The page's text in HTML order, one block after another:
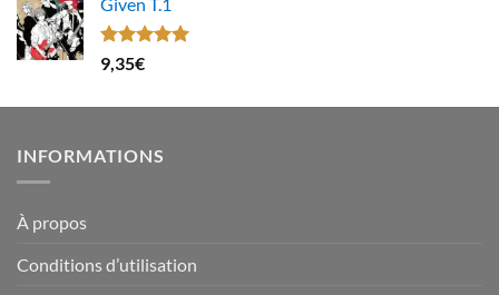
Note5.00
sur 5
9,35€
INFORMATIONS
À propos
Conditions d’utilisation